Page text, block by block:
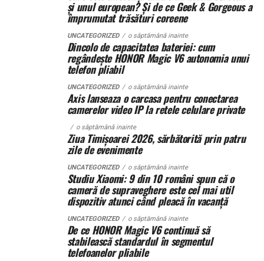
Când intervine uzucapiunea
Posesorul nu rămâne fără apărare. Uneori, chiar câștigă.
Uzucapiunea permite dobândirea proprietății prin
posesie îndelungată, dacă sunt îndeplinite anumite
condiții: posesie continuă, publică, pașnică și sub nume
Aici apar conflictele cele mai sensibile.
Scenariu: teren „lucrat” de ani de zile
La marginea unui oraș în expansiune, un teren agricol a
fost folosit constant de un mic antreprenor local. L-a
împrejmuit. L-a cultivat. A investit în irigații.
Proprietarul din acte locuiește în străinătate și nu a
intervenit timp de peste 15 ani.
Specificații tehnice principale:
Panouri fotovoltaice instalate:
Sistem de stocare:52 kWh baterii LiFePO4
Invertor hibrid:
Dimensiune container transport:3 × 2,5
Lungime panouri desfășurate:~60 metri
Conectică:priză 220 V monofazic, priză
380 V trifazic, priză încărcare auto electric
Climatizare:aer condiționat integrat pentru
menținerea bateriilor la temperatură optimă
și unul european? Și de ce Geek & Gorgeous a
împrumutat trăsături coreene
UNCATEGORIZED o săptămână inainte
Dincolo de capacitatea bateriei: cum
regândește HONOR Magic V6 autonomia unui
telefon pliabil
UNCATEGORIZED o săptămână inainte
Axis lanseaza o carcasa pentru conectarea
camerelor video IP la retele celulare private
o săptămână inainte
Ziua Timișoarei 2026, sărbătorită prin patru
zile de evenimente
UNCATEGORIZED o săptămână inainte
Studiu Xiaomi: 9 din 10 români spun că o
cameră de supraveghere este cel mai util
dispozitiv atunci când pleacă în vacanță
UNCATEGORIZED o săptămână inainte
De ce HONOR Magic V6 continuă să
stabilească standardul în segmentul
telefoanelor pliabile